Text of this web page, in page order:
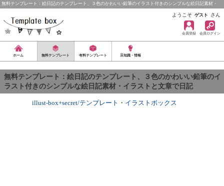
無料テンプレート：絵日記のテンプレート、３色のかわいい鉛筆のイラスト付きのシンプルな絵日記素材・
イ…
ようこそ ゲスト さん
会員登録 会員ログイン
ホーム 無料テンプレート 有料テンプレート 豆知識・情報
無料テンプレート：絵日記のテンプレート、３色のかわいい鉛筆のイ
ラスト付きのシンプルな絵日記素材・イラストと文章で日記
illust-box+secret/テンプレート ・ イラストボックス